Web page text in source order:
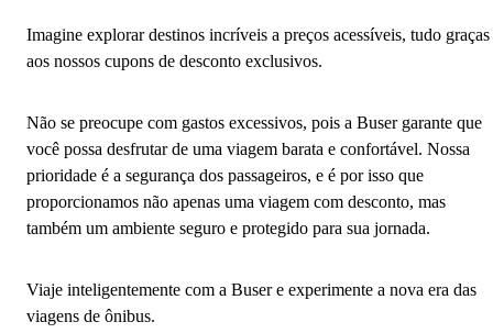
Imagine explorar destinos incríveis a preços acessíveis, tudo graças
aos nossos cupons de desconto exclusivos.
Não se preocupe com gastos excessivos, pois a Buser garante que
você possa desfrutar de uma viagem barata e confortável. Nossa
prioridade é a segurança dos passageiros, e é por isso que
proporcionamos não apenas uma viagem com desconto, mas
também um ambiente seguro e protegido para sua jornada.
Viaje inteligentemente com a Buser e experimente a nova era das
viagens de ônibus.